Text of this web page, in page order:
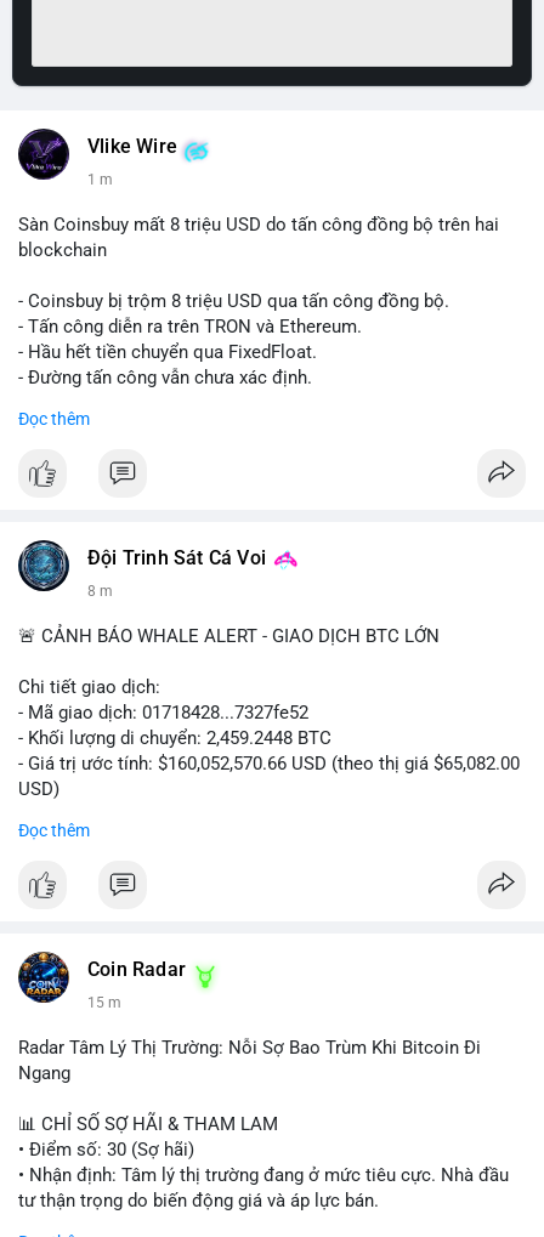
Vlike Wire
1 m
Sàn Coinsbuy mất 8 triệu USD do tấn công đồng bộ trên hai
blockchain
- Coinsbuy bị trộm 8 triệu USD qua tấn công đồng bộ.
- Tấn công diễn ra trên TRON và Ethereum.
- Hầu hết tiền chuyển qua FixedFloat.
- Đường tấn công vẫn chưa xác định.
#binancesquare
$trx $eth
📰 Nguồn: CoinDesk
Đọc thêm
Đội Trinh Sát Cá Voi
8 m
🚨 CẢNH BÁO WHALE ALERT - GIAO DỊCH BTC LỚN
Chi tiết giao dịch:
- Mã giao dịch: 01718428...7327fe52
- Khối lượng di chuyển: 2,459.2448 BTC
- Giá trị ước tính: $160,052,570.66 USD (theo thị giá $65,082.00
USD)
Khối lượng 2,459 BTC tương đương hơn 160 triệu USD được
việc di chuyển số lượng lớn này có thể phục vụ mục đích tái
phân bổ danh mục sang ví lạnh để nắm giữ dài hạn, hoặc
Động thái này có thể tạo áp lực tâm lý ngắn hạn lên thị trường
khi nhà đầu tư nhỏ lẻ lo ngại về khả năng bán tháo. Tuy nhiên,
xu hướng trung hạn.
Lời khuyên cho nhà đầu tư nhỏ lẻ:
Hãy theo dõi sát các giao dịch tiếp theo từ địa chỉ ví nguồn để
Đọc thêm
Coin Radar
15 m
Radar Tâm Lý Thị Trường: Nỗi Sợ Bao Trùm Khi Bitcoin Đi
Ngang
📊 CHỈ SỐ SỢ HÃI & THAM LAM
• Điểm số: 30 (Sợ hãi)
• Nhận định: Tâm lý thị trường đang ở mức tiêu cực. Nhà đầu
tư thận trọng do biến động giá và áp lực bán.